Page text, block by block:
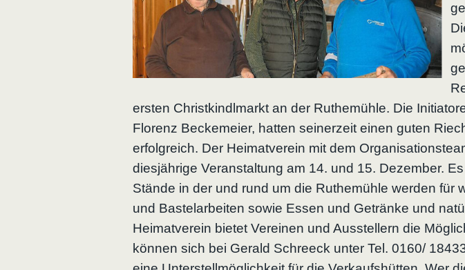
ersten Christkindlmarkt an der Ruthemühle. Die
Florenz Beckemeier, hatten seinerzeit einen guten
erfolgreich. Der Heimatverein mit dem
diesjährige Veranstaltung am 14. und 15. Dezember.
Stände in der und rund um die Ruthemühle werden für
und Bastelarbeiten sowie Essen und Getränke und
Heimatverein bietet Vereinen und Ausstellern die
können sich bei Gerald Schreeck unter Tel. 0160/